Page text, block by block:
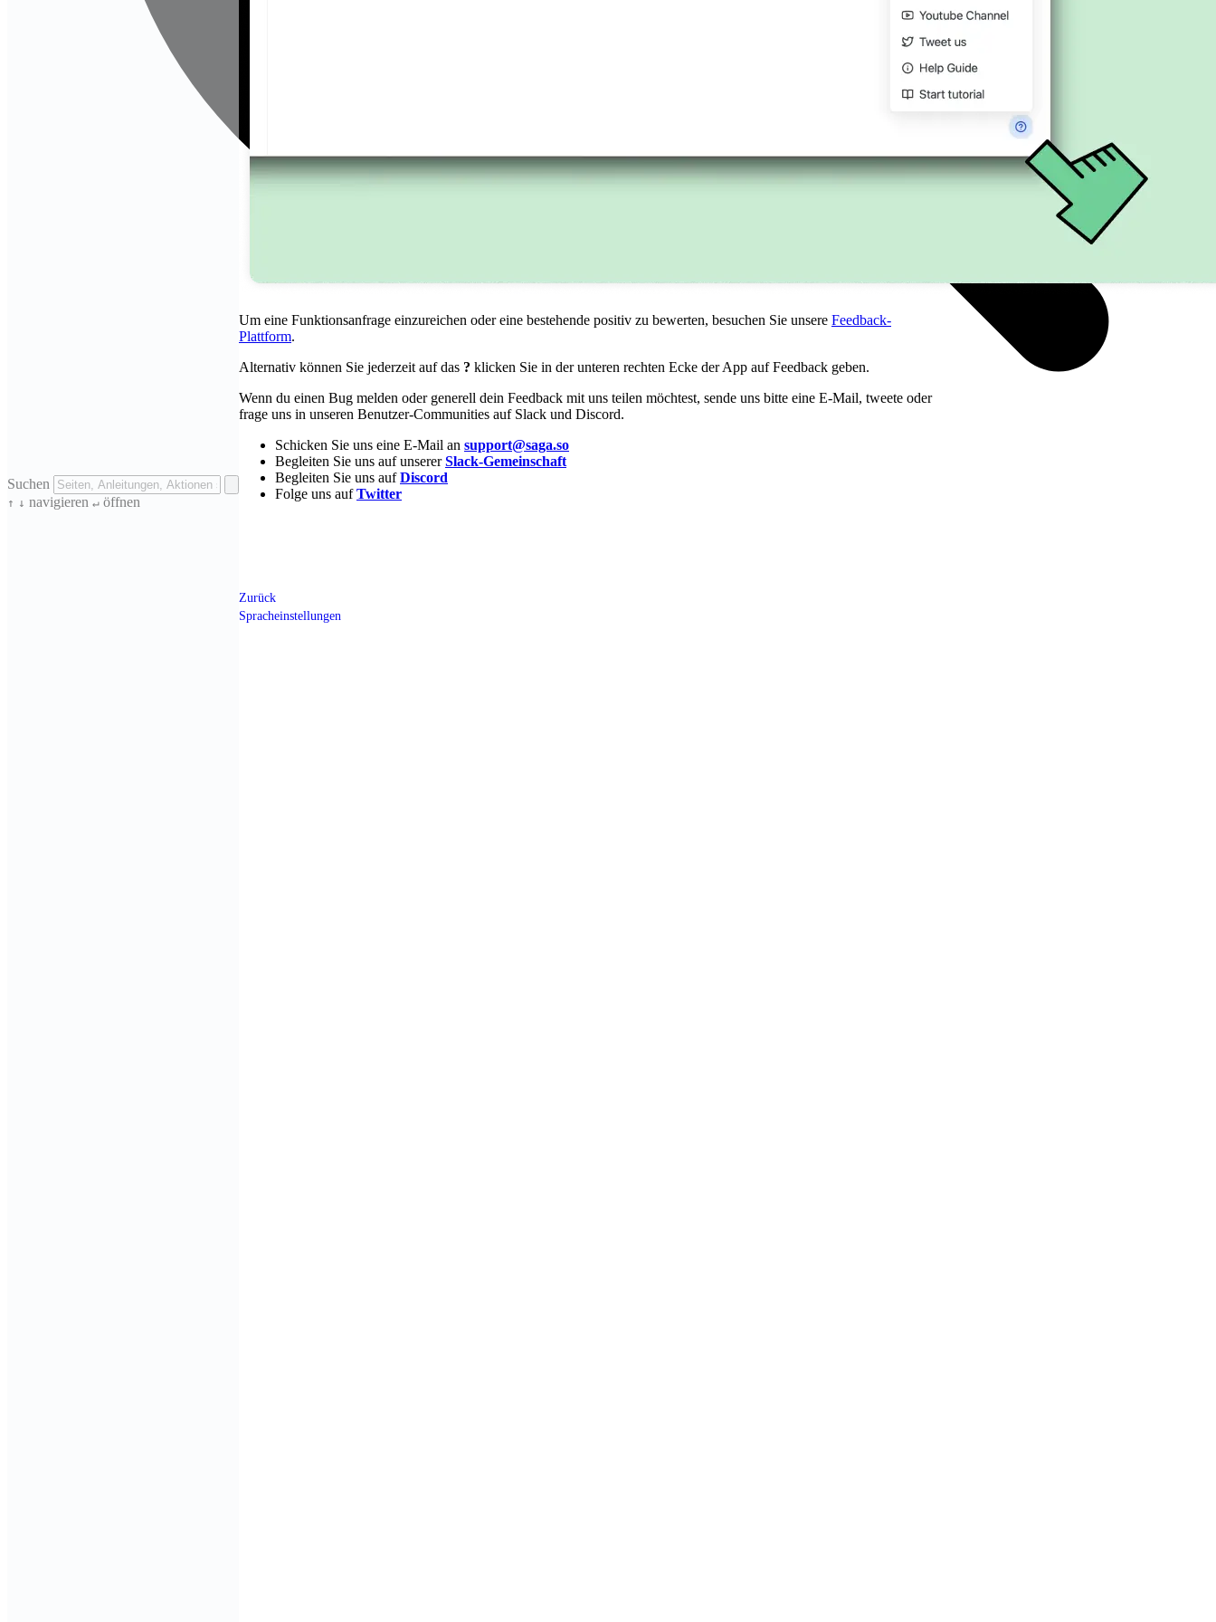
Suchen
↑ ↓ navigieren ↵ öffnen
Um eine Funktionsanfrage einzureichen oder eine bestehende positiv zu bewerten, besuchen Sie unsere Feedback-
Plattform.
Alternativ können Sie jederzeit auf das ? klicken Sie in der unteren rechten Ecke der App auf Feedback geben.
Wenn du einen Bug melden oder generell dein Feedback mit uns teilen möchtest, sende uns bitte eine E-Mail, tweete oder
frage uns in unseren Benutzer-Communities auf Slack und Discord.
Schicken Sie uns eine E-Mail an support@saga.so
Begleiten Sie uns auf unsererSlack-Gemeinschaft
Begleiten Sie uns aufDiscord
Folge uns aufTwitter
Zurück
Spracheinstellungen